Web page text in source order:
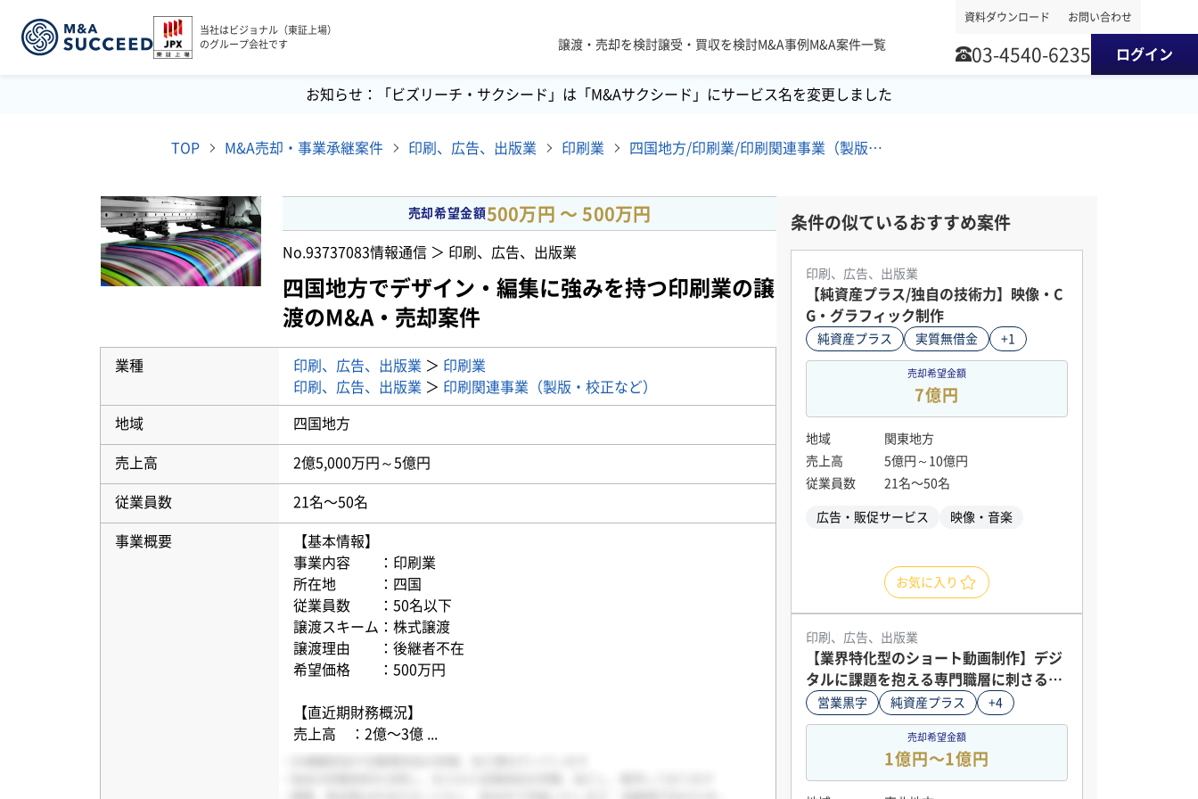
当社はビジョナル（東証上場）
のグループ会社です
譲渡・売却を検討譲受・買収を検討M&A事例 M&A案件一覧
資料ダウンロード お問い合わせ
03-4540-6235 ログイン
お知らせ：「ビズリーチ・サクシード」は「M&Aサクシード」にサービス名を変更しました
TOP M&A売却・事業承継案件 印刷、広告、出版業 印刷業 四国地方/印刷業/印刷関連事業（製版・校正など） M&A・事業譲渡案件
売却希望金額 500万円 〜 500万円
No.93737083情報通信 ＞ 印刷、広告、出版業
四国地方でデザイン・編集に強みを持つ印刷業の譲
渡のM&A・売却案件
業種 印刷、広告、出版業 ＞ 印刷業
印刷、広告、出版業 ＞ 印刷関連事業（製版・校正など）
地域 四国地方
売上高 2億5,000万円～5億円
従業員数 21名〜50名
事業概要
【基本情報】
事業内容 ：印刷業
所在地 ：四国
従業員数 ：50名以下
譲渡スキーム：株式譲渡
譲渡理由 ：後継者不在
希望価格 ：500万円
【直近期財務概況】
売上高 ：2億〜3億
条件の似ているおすすめ案件
印刷、広告、出版業
【純資産プラス/独自の技術力】映像・C
G・グラフィック制作
純資産プラス 実質無借金 +1
売却希望金額
7億円
地域
関東地方
売上高
5億円～10億円
従業員数
21名〜50名
広告・販促サービス 映像・音楽
お気に入り
印刷、広告、出版業
【業界特化型のショート動画制作】デジ
タルに課題を抱える専門職層に刺さるサ
ブスク型の安定収益モデル／利益率70％
以上
営業黒字 純資産プラス +4
売却希望金額
1億円〜1億円